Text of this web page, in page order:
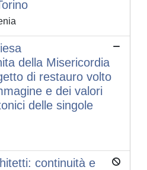
della Misericordia
di restauro volto
e dei valori
delle singole
continuità e